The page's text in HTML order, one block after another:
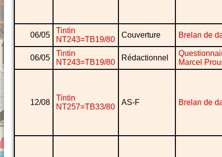
06/05
Tintin
NT243=TB19/80
Couverture Brelan de
06/05
Tintin
NT243=TB19/80
Rédactionnel
Marcel
12/08
Tintin
NT257=TB33/80
AS-F Brelan de